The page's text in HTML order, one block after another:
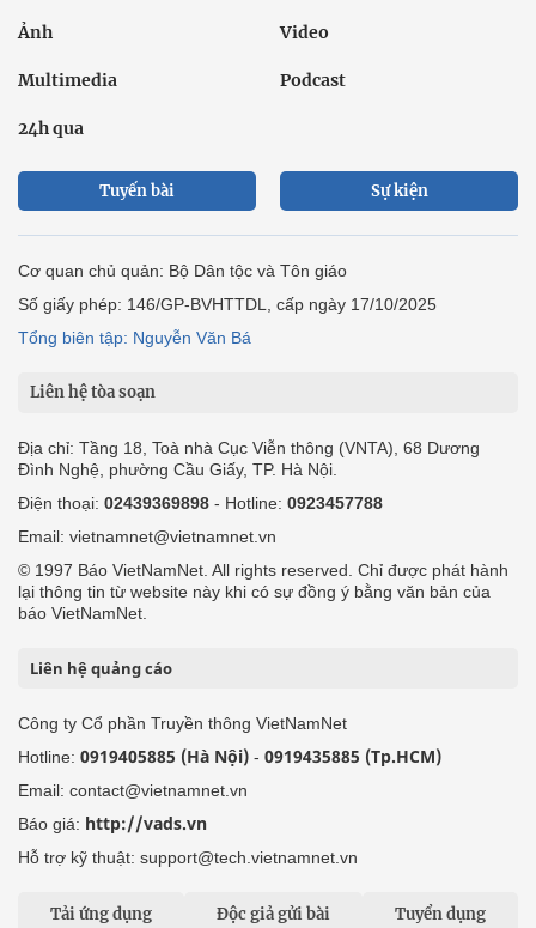
Ảnh Video
Multimedia Podcast
24h qua
Tuyến bài Sự kiện
Cơ quan chủ quản: Bộ Dân tộc và Tôn giáo
Số giấy phép: 146/GP-BVHTTDL, cấp ngày 17/10/2025
Tổng biên tập: Nguyễn Văn Bá
Liên hệ tòa soạn
Địa chỉ: Tầng 18, Toà nhà Cục Viễn thông (VNTA), 68 Dương
Đình Nghệ, phường Cầu Giấy, TP. Hà Nội.
Điện thoại: 02439369898 - Hotline: 0923457788
Email: vietnamnet@vietnamnet.vn
© 1997 Báo VietNamNet. All rights reserved. Chỉ được phát hành
lại thông tin từ website này khi có sự đồng ý bằng văn bản của
báo VietNamNet.
Liên hệ quảng cáo
Công ty Cổ phần Truyền thông VietNamNet
Hotline: 0919405885 (Hà Nội) - 0919435885 (Tp.HCM)
Email: contact@vietnamnet.vn
Báo giá: http://vads.vn
Hỗ trợ kỹ thuật: support@tech.vietnamnet.vn
Tải ứng dụng Độc giả gửi bài Tuyển dụng